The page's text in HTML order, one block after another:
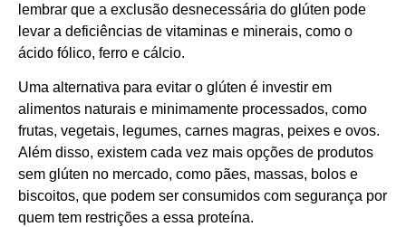
lembrar que a exclusão desnecessária do glúten pode
levar a deficiências de vitaminas e minerais, como o
ácido fólico, ferro e cálcio.
Uma alternativa para evitar o glúten é investir em
alimentos naturais e minimamente processados, como
frutas, vegetais, legumes, carnes magras, peixes e ovos.
Além disso, existem cada vez mais opções de produtos
sem glúten no mercado, como pães, massas, bolos e
biscoitos, que podem ser consumidos com segurança por
quem tem restrições a essa proteína.